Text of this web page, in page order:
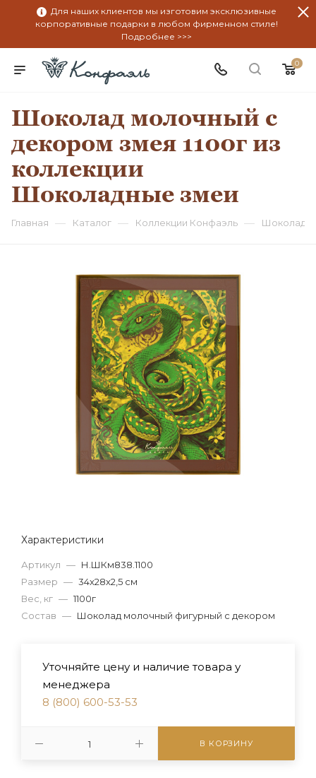
Для наших клиентов мы изготовим эксклюзивные
корпоративные подарки в любом фирменном стиле!
Подробнее >>>
0
Шоколад молочный с
декором змея 1100г из
коллекции
Шоколадные змеи
Главная — Каталог — Коллекции Конфаэль —
Характеристики
Артикул — Н.ШКм838.1100
Размер — 34х28х2,5 см
Вес, кг — 1100г
Состав — Шоколад молочный фигурный с декором
Уточняйте цену и наличие товара у
менеджера
8 (800) 600-53-53
В КОРЗИНУ